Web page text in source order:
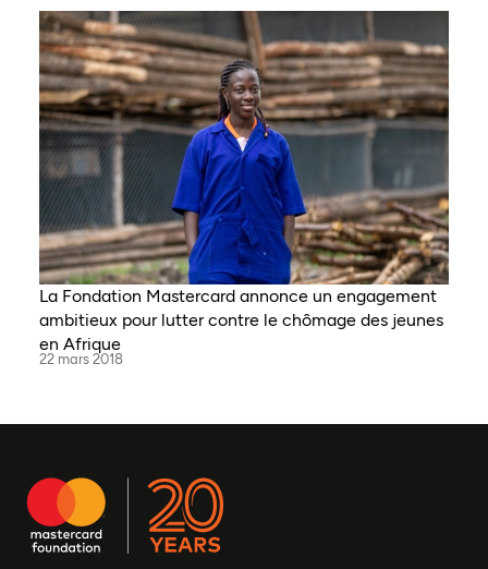
La Fondation Mastercard annonce un engagement
ambitieux pour lutter contre le chômage des jeunes
en Afrique
22 mars 2018